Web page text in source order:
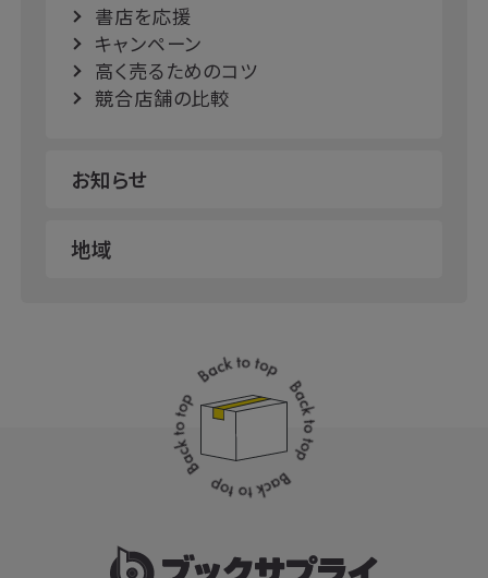
書店を応援
キャンペーン
高く売るためのコツ
競合店舗の比較
お知らせ
地域